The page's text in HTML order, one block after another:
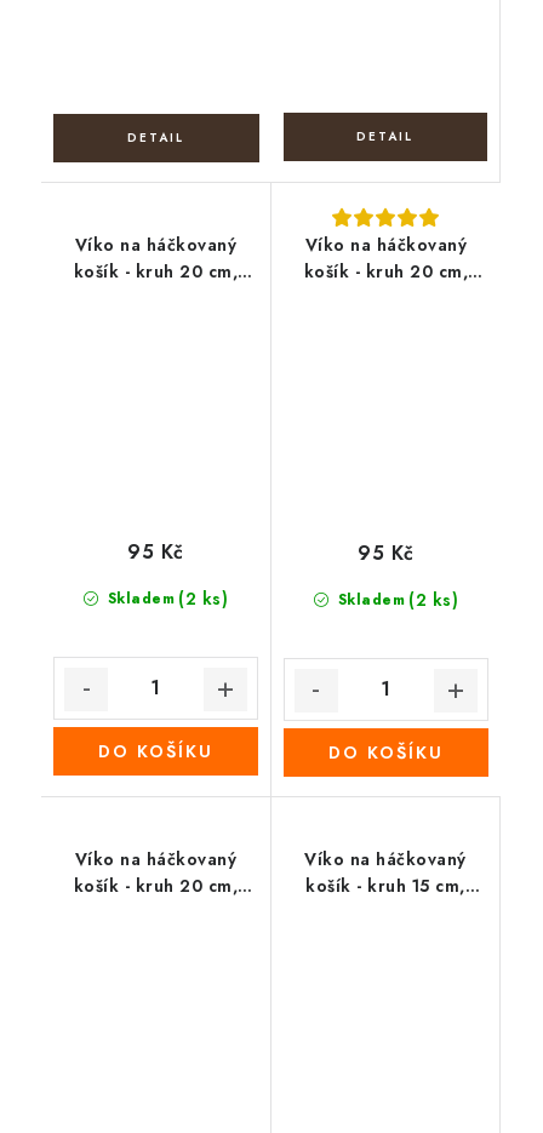
Víko na háčkovaný
košík - kruh 20 cm,
Skladem (2 ks)
95 Kč
DO KOŠÍKU
Víko na háčkovaný
košík - kruh 20 cm,
Skladem (2 ks)
95 Kč
DO KOŠÍKU
Víko na háčkovaný
košík - kruh 20 cm,
Víko na háčkovaný
košík - kruh 15 cm,